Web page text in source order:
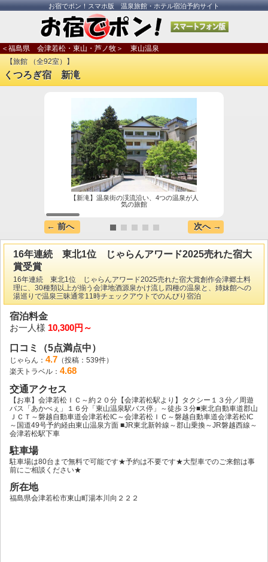
お宿でポン！スマホ版 温泉旅館・ホテル宿泊予約サイト
＜福島県 会津若松・東山・芦ノ牧＞ 東山温泉
【旅館 （全92室）】
くつろぎ宿 新滝
【新滝】温泉街の渓流沿い、4つの温泉が人
気の旅館
← 前へ 次へ →
16年連続 東北1位 じゃらんアワード2025売れた宿大
賞受賞
16年連続 東北1位 じゃらんアワード2025売れた宿大賞創作会津郷土料
理に、30種類以上が揃う会津地酒源泉かけ流し四種の温泉と、姉妹館への
湯巡りで温泉三昧通常11時チェックアウトでのんびり宿泊
宿泊料金
お一人様 10,300円～
口コミ（5点満点中）
じゃらん： 4.7 （投稿：539件）
楽天トラベル： 4.68
交通アクセス
【お車】会津若松ＩＣ～約２０分【会津若松駅より】タクシー１３分／周遊
バス「あかべぇ」１６分「東山温泉駅バス停」～徒歩３分■東北自動車道郡山
ＪＣＴ～磐越自動車道会津若松IC～会津若松ＩＣ～磐越自動車道会津若松IC
～国道49号予約経由東山温泉方面 ■JR東北新幹線～郡山乗換～JR磐越西線～
会津若松駅下車
駐車場
駐車場は80台まで無料で可能です★予約は不要です★大型車でのご来館は事
前にご相談ください★
所在地
福島県会津若松市東山町湯本川向２２２